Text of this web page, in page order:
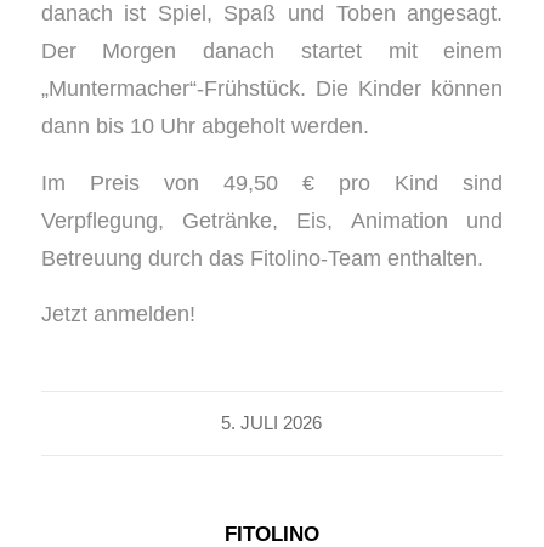
danach ist Spiel, Spaß und Toben angesagt.
Der Morgen danach startet mit einem
„Muntermacher“-Frühstück. Die Kinder können
dann bis 10 Uhr abgeholt werden.
Im Preis von 49,50 € pro Kind sind
Verpflegung, Getränke, Eis, Animation und
Betreuung durch das Fitolino-Team enthalten.
Jetzt anmelden!
5. JULI 2026
FITOLINO